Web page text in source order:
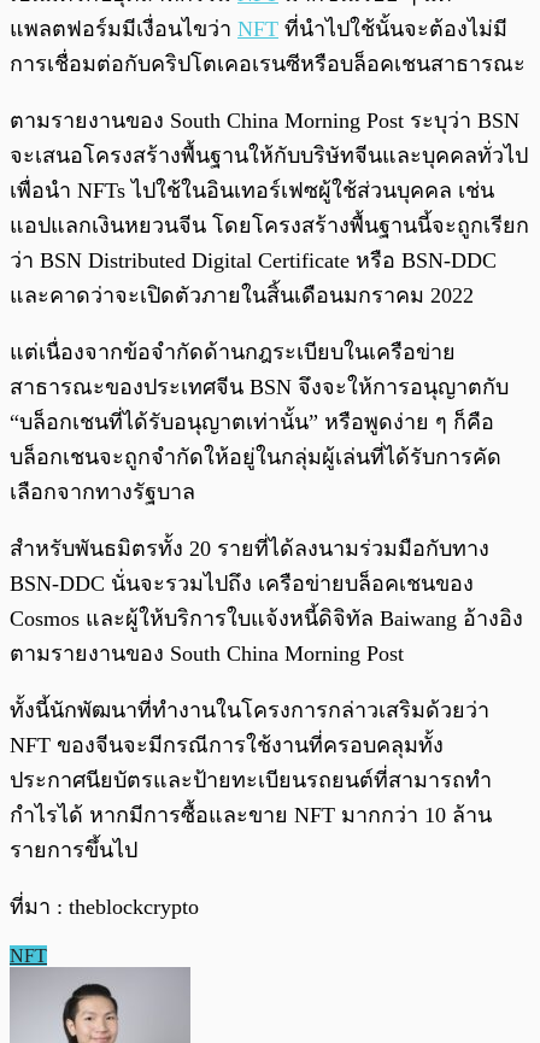
แพลตฟอร์มมีเงื่อนไขว่า NFT ที่นำไปใช้นั้นจะต้องไม่มี
การเชื่อมต่อกับคริปโตเคอเรนซีหรือบล็อคเชนสาธารณะ
ตามรายงานของ South China Morning Post ระบุว่า BSN
จะเสนอโครงสร้างพื้นฐานให้กับบริษัทจีนและบุคคลทั่วไป
เพื่อนำ NFTs ไปใช้ในอินเทอร์เฟซผู้ใช้ส่วนบุคคล เช่น
แอปแลกเงินหยวนจีน โดยโครงสร้างพื้นฐานนี้จะถูกเรียก
ว่า BSN Distributed Digital Certificate หรือ BSN-DDC
และคาดว่าจะเปิดตัวภายในสิ้นเดือนมกราคม 2022
แต่เนื่องจากข้อจำกัดด้านกฎระเบียบในเครือข่าย
สาธารณะของประเทศจีน BSN จึงจะให้การอนุญาตกับ
“บล็อกเชนที่ได้รับอนุญาตเท่านั้น” หรือพูดง่าย ๆ ก็คือ
บล็อกเชนจะถูกจำกัดให้อยู่ในกลุ่มผู้เล่นที่ได้รับการคัด
เลือกจากทางรัฐบาล
สำหรับพันธมิตรทั้ง 20 รายที่ได้ลงนามร่วมมือกับทาง
BSN-DDC นั่นจะรวมไปถึง เครือข่ายบล็อคเชนของ
Cosmos และผู้ให้บริการใบแจ้งหนี้ดิจิทัล Baiwang อ้างอิง
ตามรายงานของ South China Morning Post
ทั้งนี้นักพัฒนาที่ทำงานในโครงการกล่าวเสริมด้วยว่า
NFT ของจีนจะมีกรณีการใช้งานที่ครอบคลุมทั้ง
ประกาศนียบัตรและป้ายทะเบียนรถยนต์ที่สามารถทำ
กำไรได้ หากมีการซื้อและขาย NFT มากกว่า 10 ล้าน
รายการขึ้นไป
ที่มา : theblockcrypto
NFT